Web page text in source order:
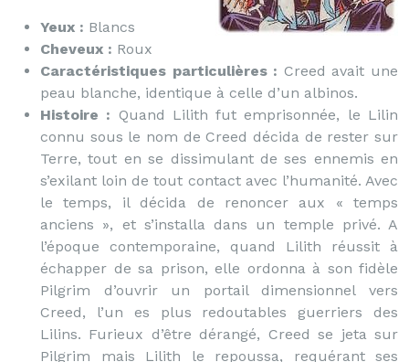
Yeux : Blancs
Cheveux : Roux
Caractéristiques particulières : Creed avait une
peau blanche, identique à celle d’un albinos.
Histoire : Quand Lilith fut emprisonnée, le Lilin
connu sous le nom de Creed décida de rester sur
Terre, tout en se dissimulant de ses ennemis en
s’exilant loin de tout contact avec l’humanité. Avec
le temps, il décida de renoncer aux « temps
anciens », et s’installa dans un temple privé. A
l’époque contemporaine, quand Lilith réussit à
échapper de sa prison, elle ordonna à son fidèle
Pilgrim d’ouvrir un portail dimensionnel vers
Creed, l’un es plus redoutables guerriers des
Lilins. Furieux d’être dérangé, Creed se jeta sur
Pilgrim mais Lilith le repoussa, requérant ses